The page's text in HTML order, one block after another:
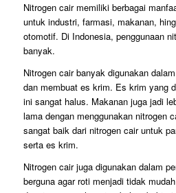
Nitrogen cair memiliki berbagai
untuk industri, farmasi, makanan,
otomotif. Di Indonesia, penggunaan
banyak.
Nitrogen cair banyak digunakan
dan membuat es krim. Es krim yang
ini sangat halus. Makanan juga jadi
lama dengan menggunakan nitrogen
sangat baik dari nitrogen cair untuk
serta es krim.
Nitrogen cair juga digunakan dalam
berguna agar roti menjadi tidak